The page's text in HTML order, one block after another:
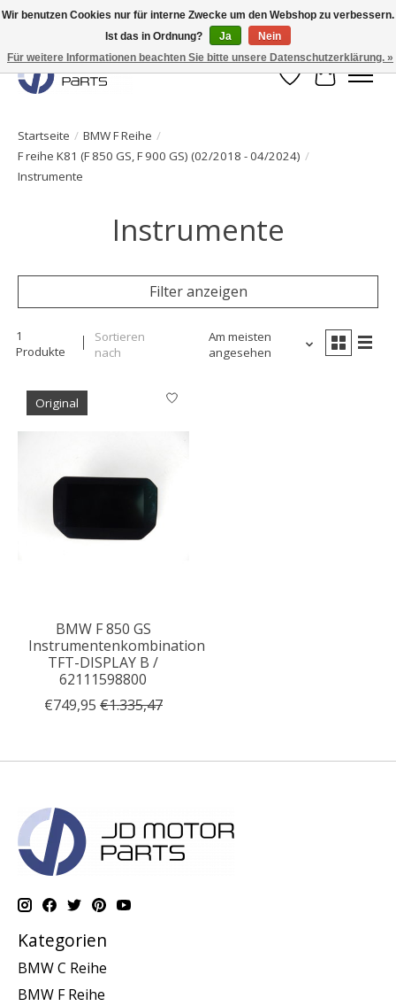
Originale Teile sofort lieferbar!
Wunschzettel
Ihr
Startseite / BMW F Reihe /
F reihe K81 (F 850 GS, F 900 GS) (02/2018 - 04/2024) /
Instrumente
Instrumente
Filter anzeigen
1
Produkte
Sortieren
nach
Am meisten
angesehen
Original
BMW F 850 GS
Instrumentenkombination
TFT-DISPLAY B /
62111598800
€749,95 €1.335,47
Kategorien
BMW C Reihe
BMW F Reihe
Wir benutzen Cookies nur für interne Zwecke um den Webshop zu verbessern.
Ist das in Ordnung?
Ja
Nein
Für weitere Informationen beachten Sie bitte unsere Datenschutzerklärung. »